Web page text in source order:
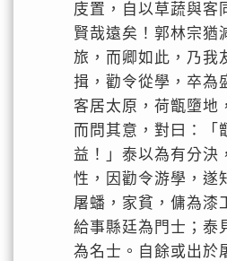
庋置，自以草蔬與客
賢哉遠矣！郭林宗猶
旅，而卿如此，乃我
揖，勸令從學，卒為
客居太原，荷甑墮地
而問其意，對曰：「
益！」泰以為有分決
性，因勸令游學，遂
屠蟠，家貧，傭為漆
給事縣廷為門士；泰
為名士。自餘或出於